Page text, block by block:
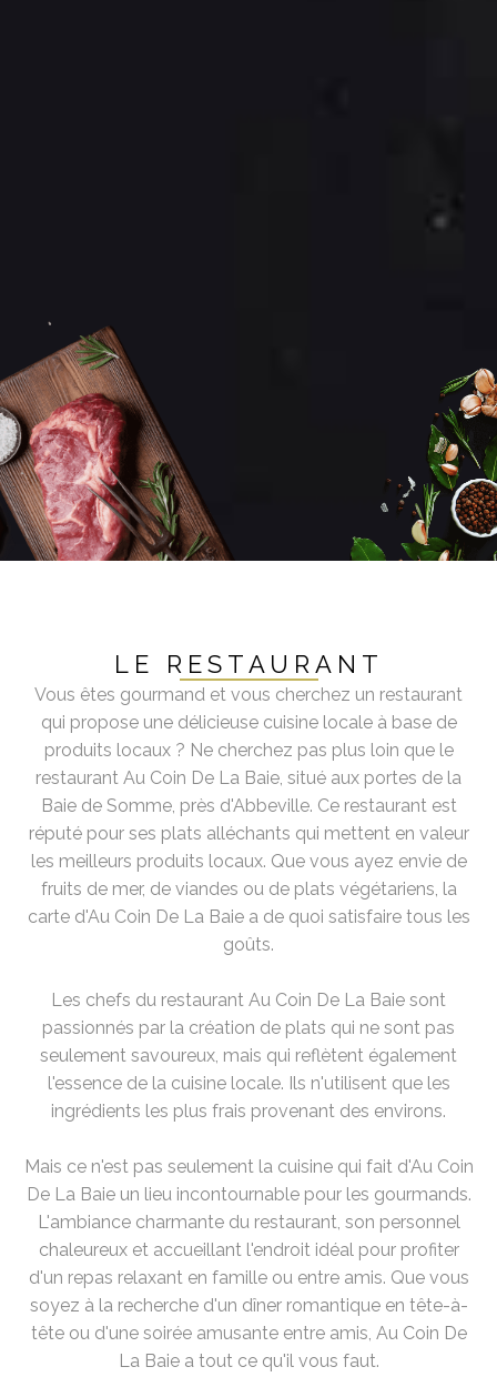
LE RESTAURANT
Vous êtes gourmand et vous cherchez un restaurant
qui propose une délicieuse cuisine locale à base de
produits locaux ? Ne cherchez pas plus loin que le
restaurant Au Coin De La Baie, situé aux portes de la
Baie de Somme, près d'Abbeville. Ce restaurant est
réputé pour ses plats alléchants qui mettent en valeur
les meilleurs produits locaux. Que vous ayez envie de
fruits de mer, de viandes ou de plats végétariens, la
carte d'Au Coin De La Baie a de quoi satisfaire tous les
goûts.
Les chefs du restaurant Au Coin De La Baie sont
passionnés par la création de plats qui ne sont pas
seulement savoureux, mais qui reflètent également
l'essence de la cuisine locale. Ils n'utilisent que les
ingrédients les plus frais provenant des environs.
Mais ce n'est pas seulement la cuisine qui fait d'Au Coin
De La Baie un lieu incontournable pour les gourmands.
L'ambiance charmante du restaurant, son personnel
chaleureux et accueillant l'endroit idéal pour profiter
d'un repas relaxant en famille ou entre amis. Que vous
soyez à la recherche d'un dîner romantique en tête-à-
tête ou d'une soirée amusante entre amis, Au Coin De
La Baie a tout ce qu'il vous faut.